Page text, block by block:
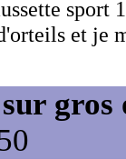
sport
et je
sur